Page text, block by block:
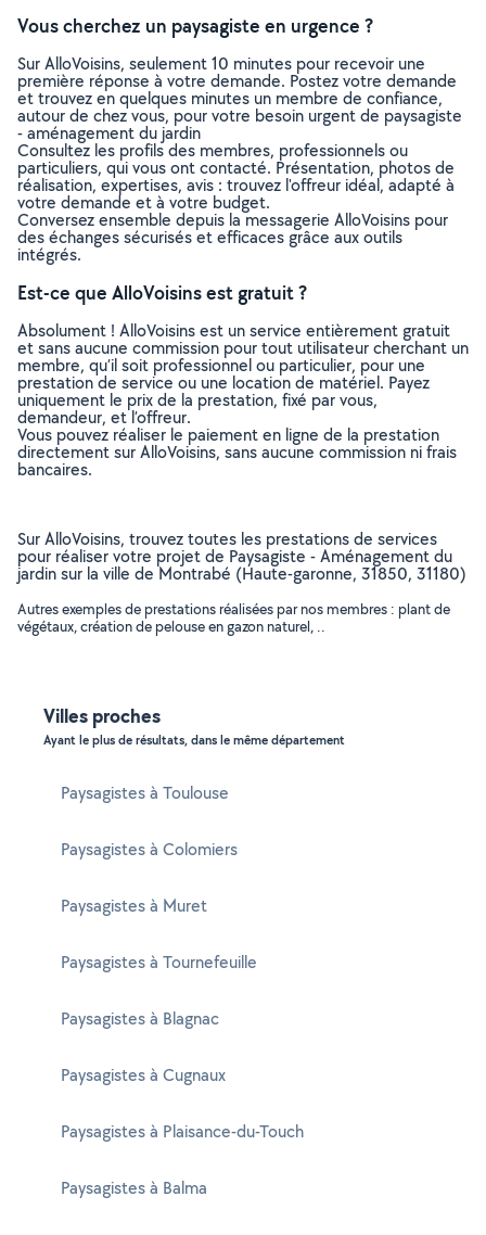
Vous cherchez un paysagiste en urgence ?
Sur AlloVoisins, seulement 10 minutes pour recevoir une
première réponse à votre demande. Postez votre demande
et trouvez en quelques minutes un membre de confiance,
autour de chez vous, pour votre besoin urgent de paysagiste
- aménagement du jardin
Consultez les profils des membres, professionnels ou
particuliers, qui vous ont contacté. Présentation, photos de
réalisation, expertises, avis : trouvez l'offreur idéal, adapté à
votre demande et à votre budget.
Conversez ensemble depuis la messagerie AlloVoisins pour
des échanges sécurisés et efficaces grâce aux outils
intégrés.
Est-ce que AlloVoisins est gratuit ?
Absolument ! AlloVoisins est un service entièrement gratuit
et sans aucune commission pour tout utilisateur cherchant un
membre, qu’il soit professionnel ou particulier, pour une
prestation de service ou une location de matériel. Payez
uniquement le prix de la prestation, fixé par vous,
demandeur, et l’offreur.
Vous pouvez réaliser le paiement en ligne de la prestation
directement sur AlloVoisins, sans aucune commission ni frais
bancaires.
Sur AlloVoisins, trouvez toutes les prestations de services
pour réaliser votre projet de Paysagiste - Aménagement du
jardin sur la ville de Montrabé (Haute-garonne, 31850, 31180)
Autres exemples de prestations réalisées par nos membres : plant de
végétaux, création de pelouse en gazon naturel, ..
Villes proches
Ayant le plus de résultats, dans le même département
Paysagistes à Toulouse
Paysagistes à Colomiers
Paysagistes à Muret
Paysagistes à Tournefeuille
Paysagistes à Blagnac
Paysagistes à Cugnaux
Paysagistes à Plaisance-du-Touch
Paysagistes à Balma